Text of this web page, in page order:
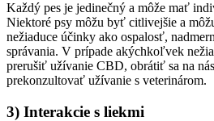
Každý pes je jedinečný a môže mať
Niektoré psy môžu byť citlivejšie a
nežiaduce účinky ako ospalosť,
správania. V prípade akýchkoľvek
prerušiť užívanie CBD, obrátiť sa na
prekonzultovať užívanie s veterinárom.
3) Interakcie s liekmi